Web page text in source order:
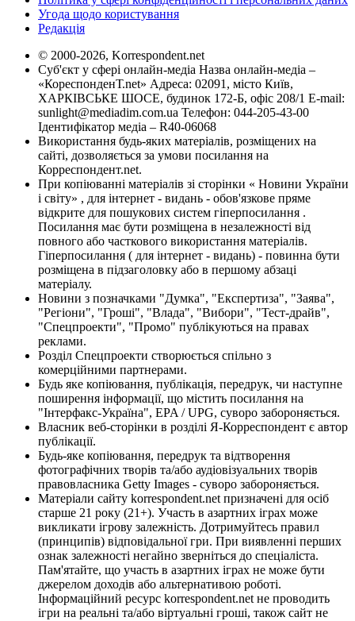
Угода щодо користування
Редакція
© 2000-2026, Korrespondent.net
Суб'єкт у сфері онлайн-медіа Назва онлайн-медіа –
«КореспонденТ.net» Адреса: 02091, місто Київ,
ХАРКІВСЬКЕ ШОСЕ, будинок 172-Б, офіс 208/1 E-mail:
sunlight@mediadim.com.ua Телефон: 044-205-43-00
Ідентифікатор медіа – R40-06068
Використання будь-яких матеріалів, розміщених на
сайті, дозволяється за умови посилання на
Корреспондент.net.
При копіюванні матеріалів зі сторінки « Новини України
і світу» , для інтернет - видань - обов'язкове пряме
відкрите для пошукових систем гіперпосилання .
Посилання має бути розміщена в незалежності від
повного або часткового використання матеріалів.
Гіперпосилання ( для інтернет - видань) - повинна бути
розміщена в підзаголовку або в першому абзаці
матеріалу.
Новини з позначками "Думка", "Експертиза", "Заява",
"Регіони", "Гроші", "Влада", "Вибори", "Тест-драйв",
"Спецпроекти", "Промо" публікуються на правах
реклами.
Розділ Спецпроекти створюється спільно з
комерційними партнерами.
Будь яке копіювання, публікація, передрук, чи наступне
поширення інформації, що містить посилання на
"Інтерфакс-Україна", EPA / UPG, суворо забороняється.
Власник веб-сторінки в розділі Я-Корреспондент є автор
публікації.
Будь-яке копіювання, передрук та відтворення
фотографічних творів та/або аудіовізуальних творів
правовласника Getty Images - суворо забороняється.
Матеріали сайту korrespondent.net призначені для осіб
старше 21 року (21+). Участь в азартних іграх може
викликати ігрову залежність. Дотримуйтесь правил
(принципів) відповідальної гри. При виявленні перших
ознак залежності негайно зверніться до спеціаліста.
Пам'ятайте, що участь в азартних іграх не може бути
джерелом доходів або альтернативою роботі.
Інформаційний ресурс korrespondent.net не проводить
ігри на реальні та/або віртуальні гроші, також сайт не